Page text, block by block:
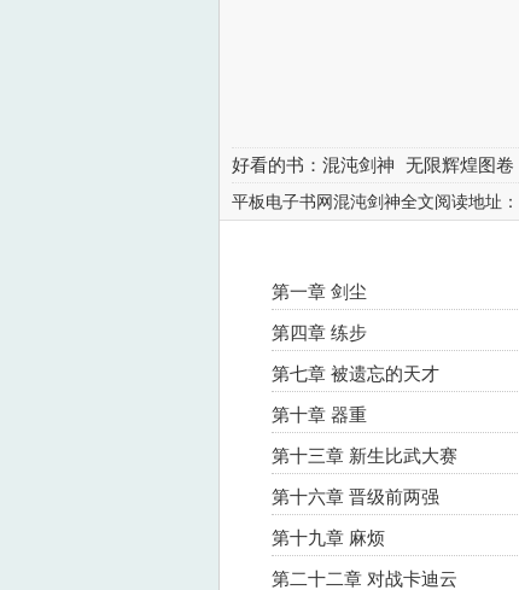
好看的书： 混沌剑神 无限辉煌图卷
侠世界雇佣玩家 乾坤剑神
平板电子书网混沌剑神全文阅读地址：
第一章 剑尘
第四章 练步
第七章 被遗忘的天才
第十章 器重
第十三章 新生比武大赛
第十六章 晋级前两强
第十九章 麻烦
第二十二章 对战卡迪云